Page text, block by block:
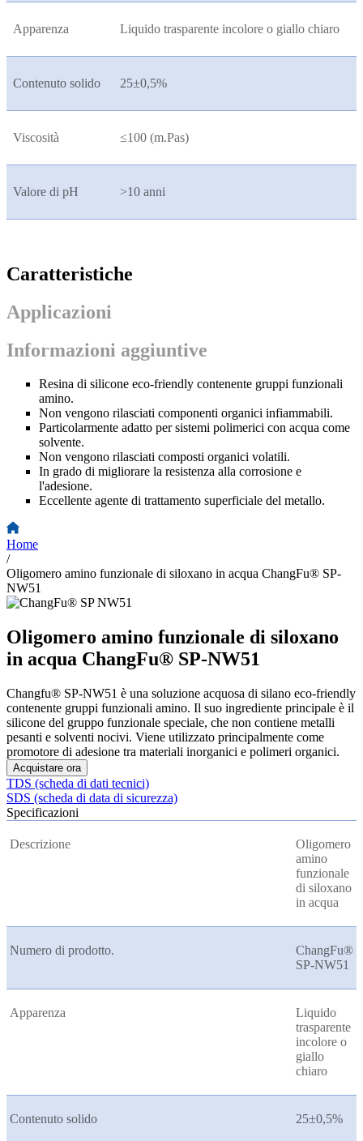
Apparenza Liquido trasparente incolore o giallo chiaro
Contenuto solido 25±0,5%
Viscosità ≤100 (m.Pas)
Valore di pH >10 anni
Caratteristiche
Applicazioni
Informazioni aggiuntive
Resina di silicone eco-friendly contenente gruppi funzionali
amino.
Non vengono rilasciati componenti organici infiammabili.
Particolarmente adatto per sistemi polimerici con acqua come
solvente.
Non vengono rilasciati composti organici volatili.
In grado di migliorare la resistenza alla corrosione e
l'adesione.
Eccellente agente di trattamento superficiale del metallo.
Home
/
Oligomero amino funzionale di siloxano in acqua ChangFu® SP-
NW51
Oligomero amino funzionale di siloxano
in acqua ChangFu® SP-NW51
Changfu® SP-NW51 è una soluzione acquosa di silano eco-friendly
contenente gruppi funzionali amino. Il suo ingrediente principale è il
silicone del gruppo funzionale speciale, che non contiene metalli
pesanti e solventi nocivi. Viene utilizzato principalmente come
promotore di adesione tra materiali inorganici e polimeri organici.
Acquistare ora
TDS (scheda di dati tecnici)
SDS (scheda di data di sicurezza)
Specificazioni
Descrizione
Oligomero
amino
funzionale
di siloxano
in acqua
Numero di prodotto.
ChangFu®
SP-NW51
Apparenza
Liquido
trasparente
incolore o
giallo
chiaro
Contenuto solido 25±0,5%